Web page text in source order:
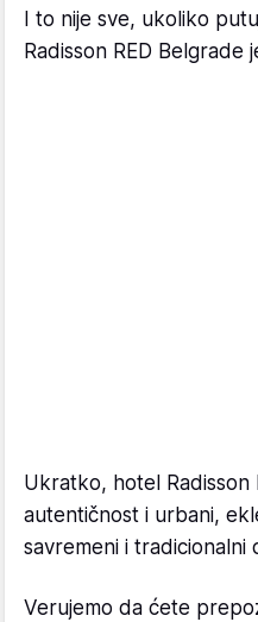
I to nije sve, ukoliko
Radisson RED Belgrade
Ukratko, hotel Radisson
autentičnost i urbani,
savremeni i tradicionalni
Verujemo da ćete